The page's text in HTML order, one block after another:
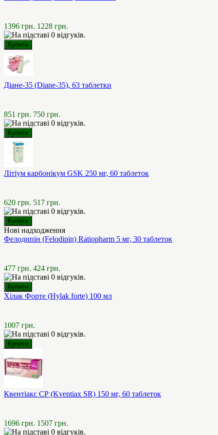
1396 грн. 1228 грн.
Діане-35 (Diane-35), 63 таблетки
851 грн. 750 грн.
Літіум карбонікум GSK 250 мг, 60 таблеток
620 грн. 517 грн.
Нові надходження
Фелодипін (Felodipin) Ratiopharm 5 мг, 30 таблеток
477 грн. 424 грн.
Хілак Форте (Hylak forte) 100 мл
1007 грн.
Квентіакс СР (Kventiax SR) 150 мг, 60 таблеток
1696 грн. 1507 грн.